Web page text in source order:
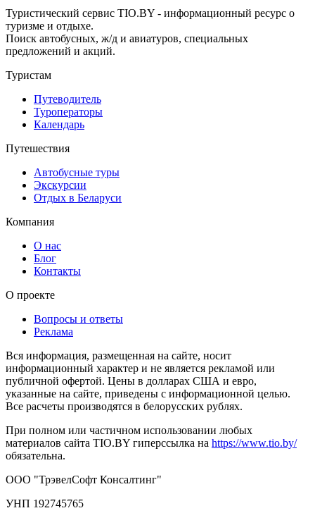
Туристический сервис TIO.BY - информационный ресурс о
туризме и отдыхе.
Поиск автобусных, ж/д и авиатуров, специальных
предложений и акций.
Туристам
Путеводитель
Туроператоры
Календарь
Путешествия
Автобусные туры
Экскурсии
Отдых в Беларуси
Компания
О нас
Блог
Контакты
О проекте
Вопросы и ответы
Реклама
Вся информация, размещенная на сайте, носит
информационный характер и не является рекламой или
публичной офертой. Цены в долларах США и евро,
указанные на сайте, приведены с информационной целью.
Все расчеты производятся в белорусских рублях.
При полном или частичном использовании любых
материалов сайта TIO.BY гиперссылка на https://www.tio.by/
обязательна.
ООО "ТрэвелСофт Консалтинг"
УНП 192745765